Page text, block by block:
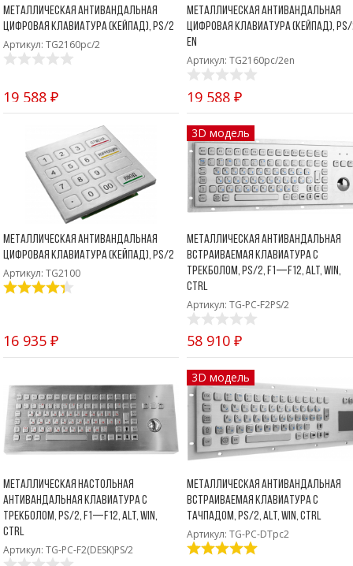
Металлическая антивандальная
цифровая клавиатура (кейпад), PS/2
Артикул: TG2160pc/2
19 588 ₽
Металлическая антивандальная
цифровая клавиатура (кейпад),
En
Артикул: TG2160pc/2en
19 588 ₽
Металлическая антивандальная
цифровая клавиатура (кейпад), PS/2
Артикул: TG2100
16 935 ₽
3D модель
Металлическая антивандальная
встраиваемая клавиатура с
трекболом, PS/2, F1—F12, Alt, Win,
Ctrl
Артикул: TG-PC-F2PS/2
58 910 ₽
Металлическая настольная
антивандальная клавиатура c
трекболом, PS/2, F1—F12, Alt, Win,
Ctrl
Артикул: TG-PC-F2(DESK)PS/2
3D модель
Металлическая антивандальная
встраиваемая клавиатура с
тачпадом, PS/2, Alt, Win, Ctrl
Артикул: TG-PC-DTpc2